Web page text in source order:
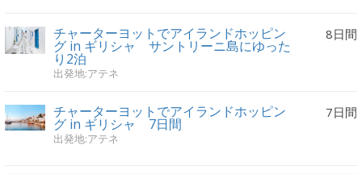
チャーターヨットでアイランドホッピン
グ in ギリシャ サントリーニ島にゆった
り2泊
出発地:アテネ
8日間
チャーターヨットでアイランドホッピン
グ in ギリシャ 7日間
出発地:アテネ
7日間